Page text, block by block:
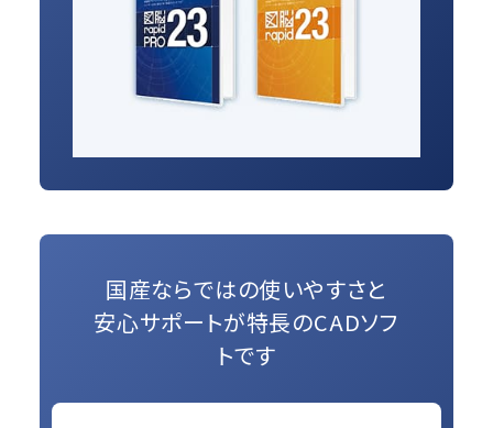
国産ならではの使いやすさと
安心サポートが特長のCADソフ
トです